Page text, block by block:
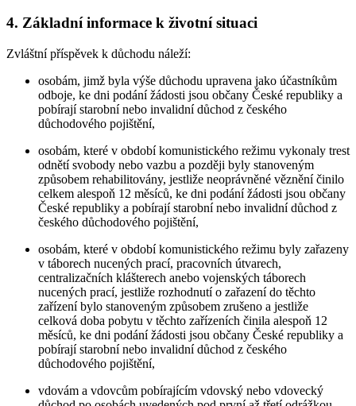
4. Základní informace k životní situaci
Zvláštní příspěvek k důchodu náleží:
osobám, jimž byla výše důchodu upravena jako účastníkům
odboje, ke dni podání žádosti jsou občany České republiky a
pobírají starobní nebo invalidní důchod z českého
důchodového pojištění,
osobám, které v období komunistického režimu vykonaly trest
odnětí svobody nebo vazbu a později byly stanoveným
způsobem rehabilitovány, jestliže neoprávněné věznění činilo
celkem alespoň 12 měsíců, ke dni podání žádosti jsou občany
České republiky a pobírají starobní nebo invalidní důchod z
českého důchodového pojištění,
osobám, které v období komunistického režimu byly zařazeny
v táborech nucených prací, pracovních útvarech,
centralizačních klášterech anebo vojenských táborech
nucených prací, jestliže rozhodnutí o zařazení do těchto
zařízení bylo stanoveným způsobem zrušeno a jestliže
celková doba pobytu v těchto zařízeních činila alespoň 12
měsíců, ke dni podání žádosti jsou občany České republiky a
pobírají starobní nebo invalidní důchod z českého
důchodového pojištění,
vdovám a vdovcům pobírajícím vdovský nebo vdovecký